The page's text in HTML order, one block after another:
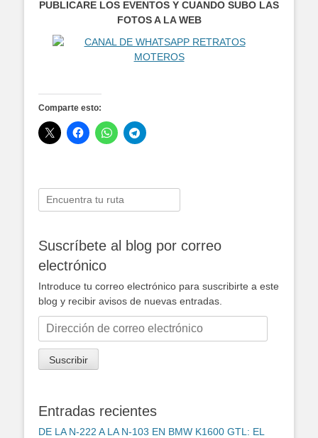
PUBLICARE LOS EVENTOS Y CUANDO SUBO LAS
FOTOS A LA WEB
Comparte esto:
Buscar:
Suscríbete al blog por correo
electrónico
Introduce tu correo electrónico para suscribirte a este
blog y recibir avisos de nuevas entradas.
Dirección
correo
electrónico
Suscribir
Entradas recientes
DE LA N-222 A LA N-103 EN BMW K1600 GTL: EL